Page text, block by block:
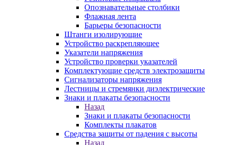
Опознавательные столбики
Флажная лента
Барьеры безопасности
Штанги изолирующие
Устройство раскрепляющее
Указатели напряжения
Устройство проверки указателей
Комплектующие средств электрозащиты
Сигнализаторы напряжения
Лестницы и стремянки диэлектрические
Знаки и плакаты безопасности
Назад
Знаки и плакаты безопасности
Комплекты плакатов
Средства защиты от падения с высоты
Назад